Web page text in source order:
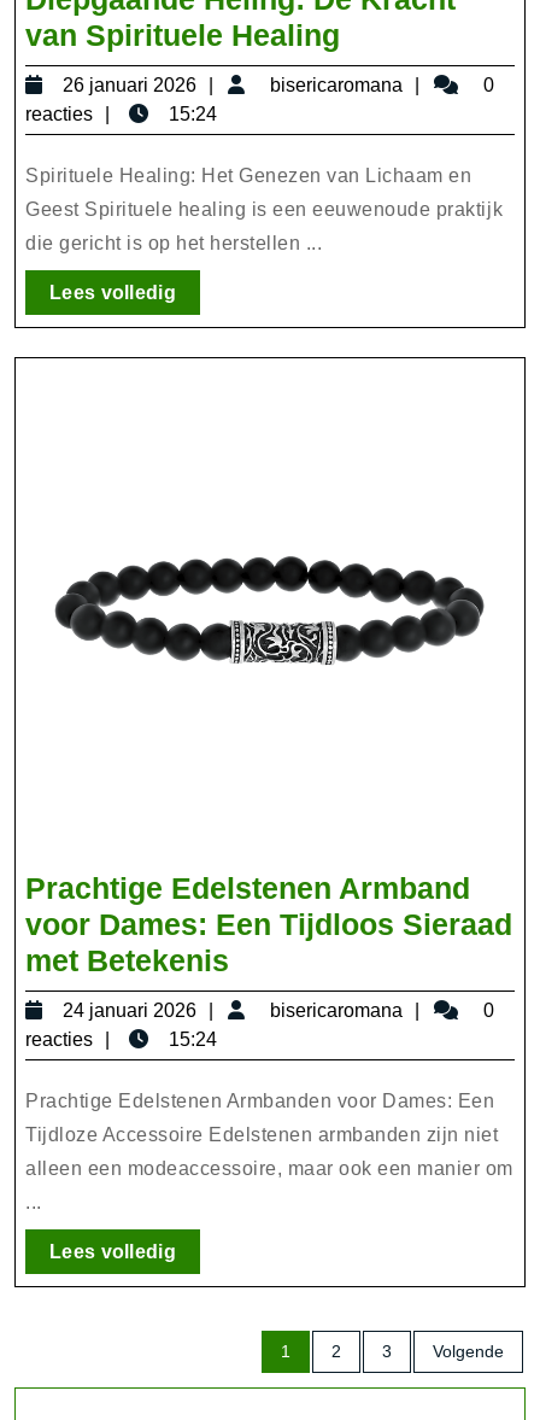
van Spirituele Healing
Heling:
Kracht
van
Spirituele
26 januari 2026
26
2026
bisericaromana
0
reacties
15:24
Spirituele Healing: Het Genezen van Lichaam en
Geest Spirituele healing is een eeuwenoude praktijk
die gericht is op het herstellen ...
Lees volledigLees
volledig
Prachtige Edelstenen Armband
voor Dames: Een Tijdloos Sieraad
met Betekenis
Edelstenen
voor
Dames:
Een
Tijdloos
Betekenis
24 januari 2026
24
2026
bisericaromana
0
reacties
15:24
Prachtige Edelstenen Armbanden voor Dames: Een
Tijdloze Accessoire Edelstenen armbanden zijn niet
alleen een modeaccessoire, maar ook een manier om
...
Lees volledigLees
volledig
Berichten
paginering
1 2 3 Volgende